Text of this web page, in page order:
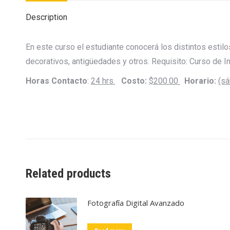
Description
En este curso el estudiante conocerá los distintos
decorativos, antigüedades y otros. Requisito: Curso de
Horas Contacto: 24 hrs. Costo: $200.00 Horario:
Related products
Fotografía Digital Avanzado